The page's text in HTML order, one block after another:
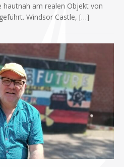
haut­nah am rea­len Ob­jekt von
Wind­sor Cast­le, […]